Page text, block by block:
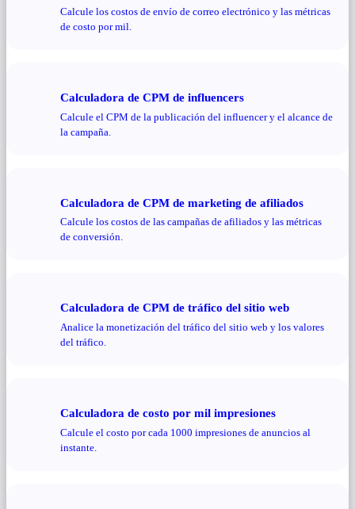
Calcule los costos de envío de correo electrónico y las métricas
de costo por mil.
Calculadora de CPM de influencers
Calcule el CPM de la publicación del influencer y el alcance de
la campaña.
Calculadora de CPM de marketing de afiliados
Calcule los costos de las campañas de afiliados y las métricas
de conversión.
Calculadora de CPM de tráfico del sitio web
Analice la monetización del tráfico del sitio web y los valores
del tráfico.
Calculadora de costo por mil impresiones
Calcule el costo por cada 1000 impresiones de anuncios al
instante.